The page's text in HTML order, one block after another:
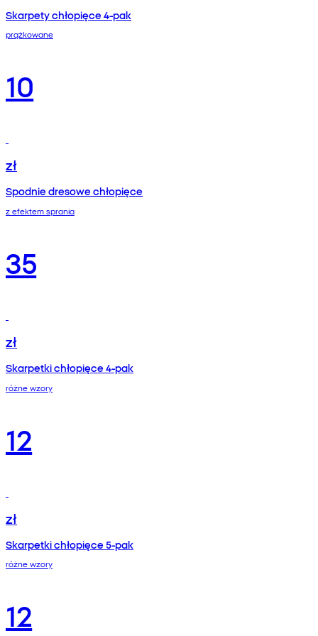
Skarpety chłopięce 4-pak
prążkowane
10
zł
Spodnie dresowe chłopięce
z efektem sprania
35
zł
Skarpetki chłopięce 4-pak
różne wzory
12
zł
Skarpetki chłopięce 5-pak
różne wzory
12